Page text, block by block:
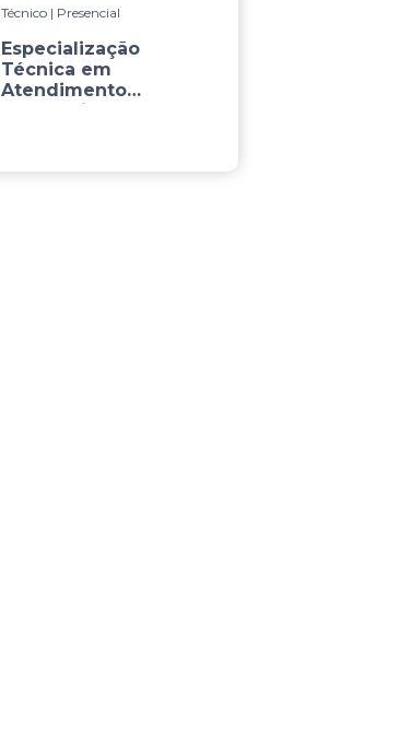
Técnico | Presencial
Especialização
Técnica em
Atendimento
Podológico ao